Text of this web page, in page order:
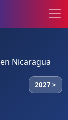
Nicaragua
2027 >